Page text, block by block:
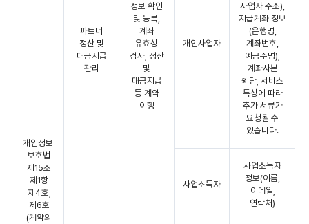
개인정보
보호법
제15조
제1항
제4호,
제6호
(계약의
파트너
정산 및
대금지급
관리
정보 확인
및 등록,
계좌
유효성
검사, 정산
및
대금지급
등 계약
이행
개인사업자
사업자 주소),
지급계좌 정보
(은행명,
계좌번호,
예금주명),
계좌사본
※ 단, 서비스
특성에 따라
추가 서류가
요청될 수
있습니다.
사업소득자
사업소득자
정보(이름,
이메일,
연락처)